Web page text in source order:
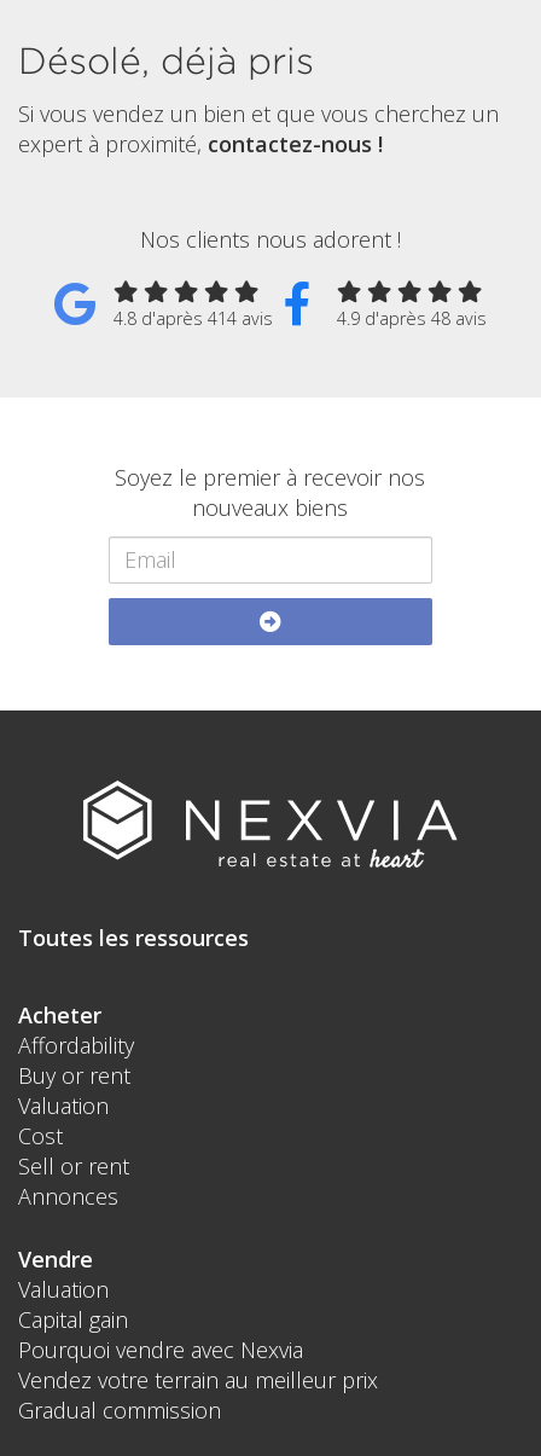
Désolé, déjà pris
Si vous vendez un bien et que vous cherchez un
expert à proximité, contactez-nous !
Nos clients nous adorent !
4.8 d'après 414 avis 4.9 d'après 48 avis
Soyez le premier à recevoir nos
nouveaux biens
Toutes les ressources
Acheter
Affordability
Buy or rent
Valuation
Cost
Sell or rent
Annonces
Vendre
Valuation
Capital gain
Pourquoi vendre avec Nexvia
Vendez votre terrain au meilleur prix
Gradual commission